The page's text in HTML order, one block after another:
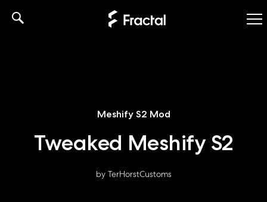
Meshify S2 Mod
Tweaked Meshify S2
by TerHorstCustoms